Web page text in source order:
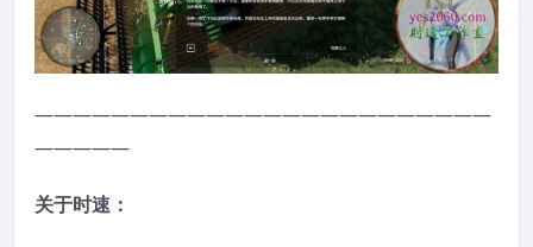
————————————————————————
—————
关于时速：